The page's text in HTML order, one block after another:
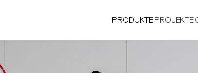
PRODUKTEPROJEKTE